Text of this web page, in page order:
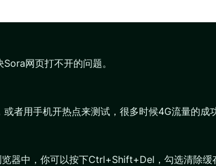
网页打不开的问题。
者用手机开热点来测试，很多时候4G流量的成
器中，你可以按下Ctrl+Shift+Del，勾选清除缓